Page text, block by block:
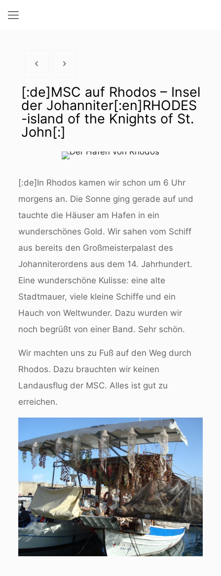
[:de]MSC auf Rhodos – Insel
der Johanniter[:en]RHODES
-island of the Knights of St.
John[:]
[:de]In Rhodos kamen wir schon um 6 Uhr
morgens an. Die Sonne ging gerade auf und
tauchte die Häuser am Hafen in ein
wunderschönes Gold. Wir sahen vom Schiff
aus bereits den Großmeisterpalast des
Johanniterordens aus dem 14. Jahrhundert.
Eine wunderschöne Kulisse: eine alte
Stadtmauer, viele kleine Schiffe und ein
Hauch von Weltwunder. Dazu wurden wir
noch begrüßt von einer Band. Sehr schön.
Wir machten uns zu Fuß auf den Weg durch
Rhodos. Dazu brauchten wir keinen
Landausflug der MSC. Alles ist gut zu
erreichen.